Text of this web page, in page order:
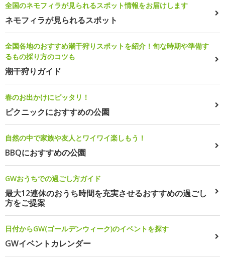
全国のネモフィラが見られるスポット情報をお届けします
ネモフィラが見られるスポット
全国各地のおすすめ潮干狩りスポットを紹介！旬な時期や準備す
るもの採り方のコツも
潮干狩りガイド
春のお出かけにピッタリ！
ピクニックにおすすめの公園
自然の中で家族や友人とワイワイ楽しもう！
BBQにおすすめの公園
GWおうちでの過ごし方ガイド
最大12連休のおうち時間を充実させるおすすめの過ごし
方をご提案
日付からGW(ゴールデンウィーク)のイベントを探す
GWイベントカレンダー